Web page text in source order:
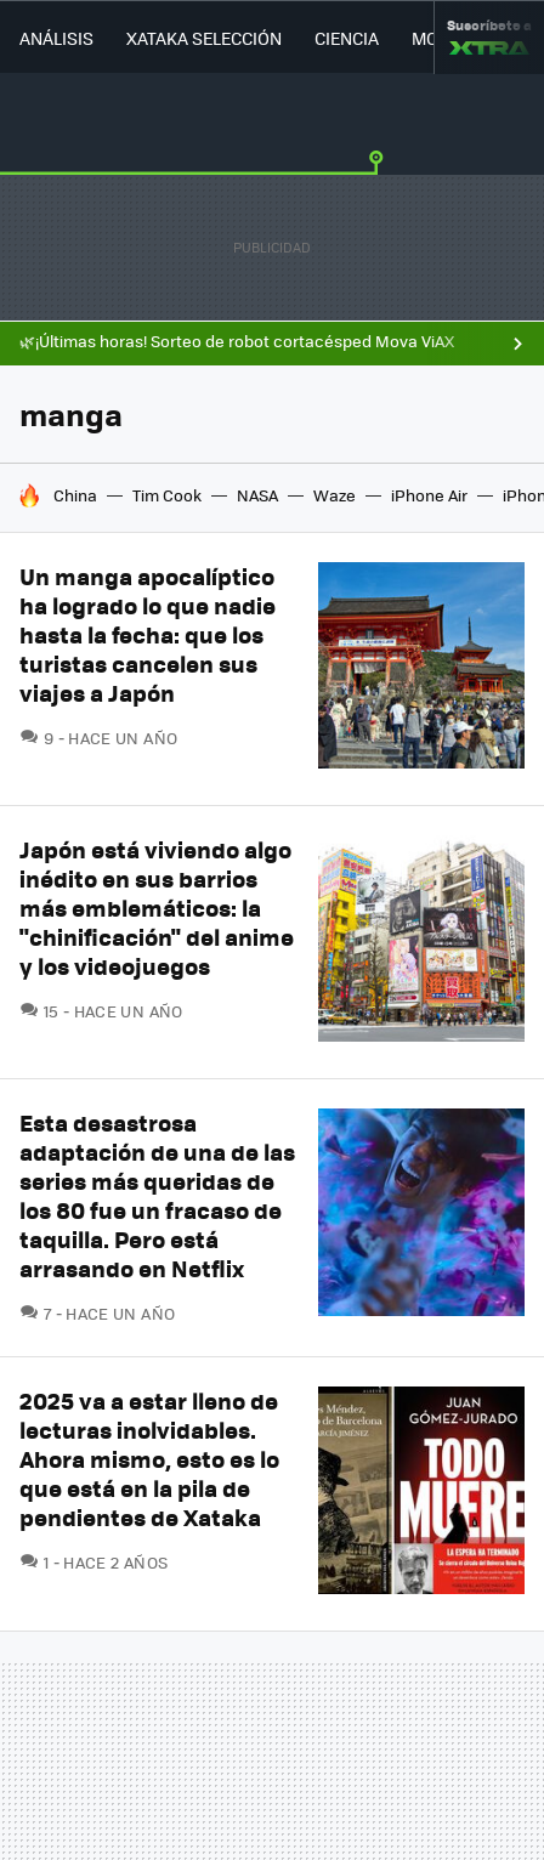
ANÁLISIS XATAKA SELECCIÓN CIENCIA MOVILIDAD
Suscríbete a
🌿¡Últimas horas! Sorteo de robot cortacésped Mova ViAX
manga
HOY SE HABLA DE
China Tim Cook NASA Waze iPhone Air
Un manga apocalíptico
ha logrado lo que nadie
hasta la fecha: que los
turistas cancelen sus
viajes a Japón
9 COMENTARIOS
HACE UN AÑO
Japón está viviendo algo
inédito en sus barrios
más emblemáticos: la
"chinificación" del anime
y los videojuegos
15 COMENTARIOS
HACE UN AÑO
Esta desastrosa
adaptación de una de las
series más queridas de
los 80 fue un fracaso de
taquilla. Pero está
arrasando en Netflix
7COMENTARIOS
HACE UN AÑO
2025 va a estar lleno de
lecturas inolvidables.
Ahora mismo, esto es lo
que está en la pila de
pendientes de Xataka
1 COMENTARIOS
HACE 2 AÑOS